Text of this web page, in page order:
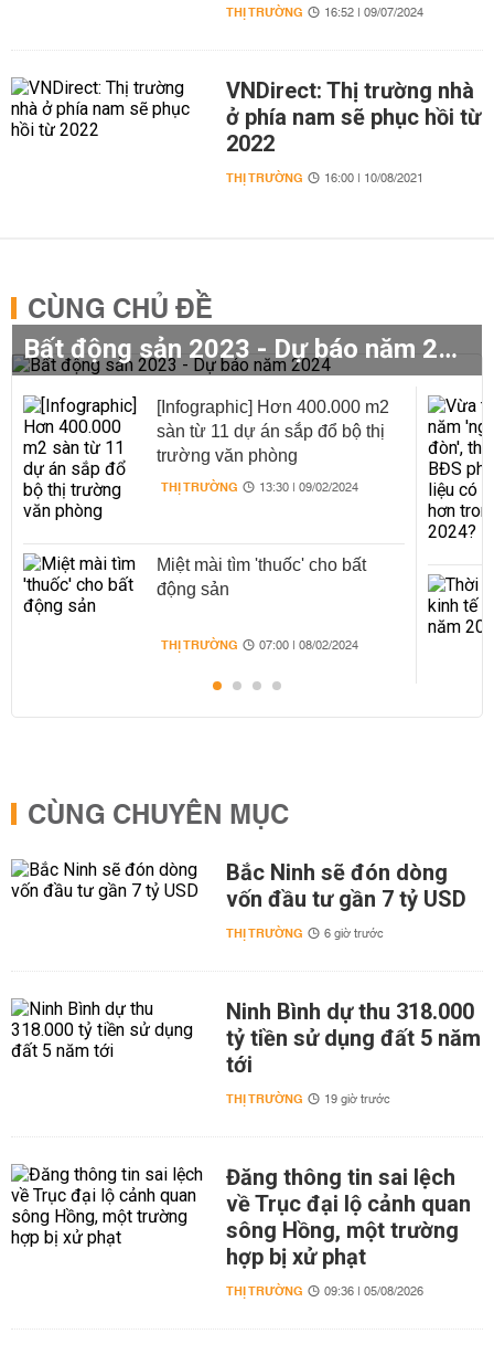
THỊ TRƯỜNG 16:52 | 09/07/2024
VNDirect: Thị trường nhà
ở phía nam sẽ phục hồi từ
2022
THỊ TRƯỜNG 16:00 | 10/08/2021
CÙNG CHỦ ĐỀ
Bất động sản 2023 - Dự báo năm 2024
[Infographic] Hơn 400.000 m2
sàn từ 11 dự án sắp đổ bộ thị
trường văn phòng
THỊ TRƯỜNG 13:30 | 09/02/2024
Miệt mài tìm 'thuốc' cho bất
động sản
THỊ TRƯỜNG 07:00 | 08/02/2024
CÙNG CHUYÊN MỤC
Bắc Ninh sẽ đón dòng
vốn đầu tư gần 7 tỷ USD
THỊ TRƯỜNG 6 giờ trước
Ninh Bình dự thu 318.000
tỷ tiền sử dụng đất 5 năm
tới
THỊ TRƯỜNG 19 giờ trước
Đăng thông tin sai lệch
về Trục đại lộ cảnh quan
sông Hồng, một trường
hợp bị xử phạt
THỊ TRƯỜNG 09:36 | 05/08/2026